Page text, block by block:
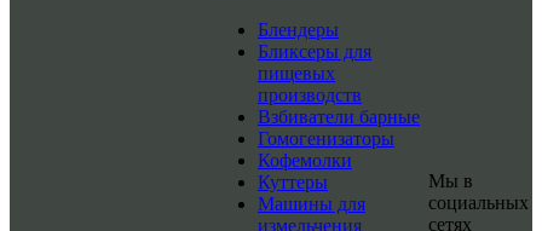
Блендеры
Бликсеры для
пищевых
производств
Взбиватели барные
Гомогенизаторы
Кофемолки
Куттеры
Машины для
измельчения
Мы в
социальных
сетях